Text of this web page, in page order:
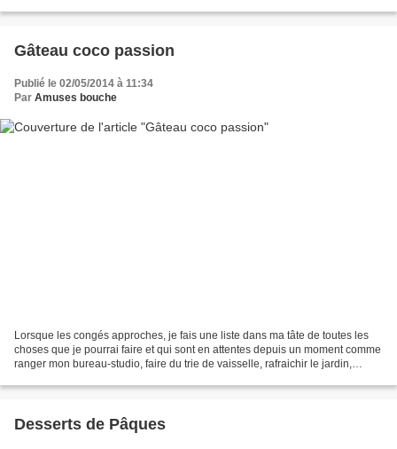
Gâteau coco passion
Publié le 02/05/2014 à 11:34
Par Amuses bouche
Lorsque les congés approches, je fais une liste dans ma tâte de toutes les
choses que je pourrai faire et qui sont en attentes depuis un moment comme
ranger mon bureau-studio, faire du trie de vaisselle, rafraichir le jardin,
Desserts de Pâques